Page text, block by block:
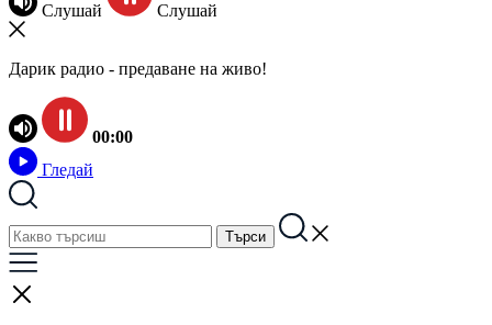
Слушай Слушай
Дарик радио - предаване на живо!
00:00
Гледай